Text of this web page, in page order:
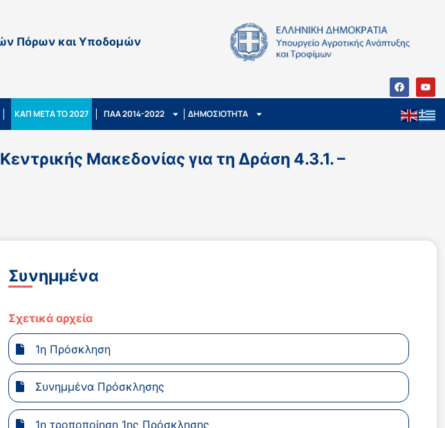
Πόρων και Υποδομών
ΚΑΠ ΜΕΤΑ ΤΟ 2027 ΠΑΑ 2014-2022 ΔΗΜΟΣΙΟΤΗΤΑ
Μακεδονίας για τη Δράση 4.3.1. –
Συνημμένα
Σχετικά αρχεία
1η Πρόσκληση
Συνημμένα Πρόσκλησης
1η τροποποίηση 1ης Πρόσκλησης